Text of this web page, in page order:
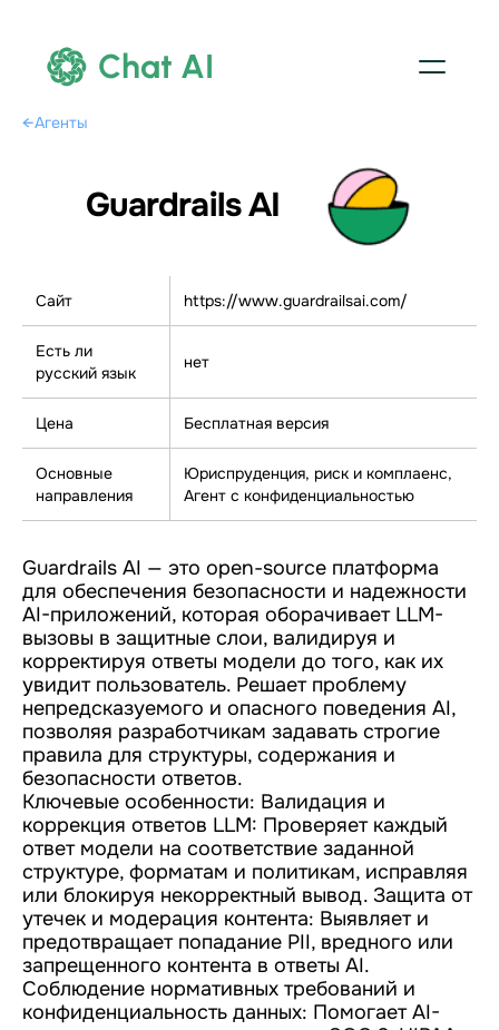
Chat AI
←Агенты
Guardrails AI
Сайт https://www.guardrailsai.com/
Есть ли
русский язык
нет
Цена Бесплатная версия
Основные
направления
Юриспруденция, риск и комплаенс,
Агент с конфиденциальностью
Guardrails AI — это open-source платформа
для обеспечения безопасности и надежности
AI-приложений, которая оборачивает LLM-
вызовы в защитные слои, валидируя и
корректируя ответы модели до того, как их
увидит пользователь. Решает проблему
непредсказуемого и опасного поведения AI,
позволяя разработчикам задавать строгие
правила для структуры, содержания и
безопасности ответов.
Ключевые особенности: Валидация и
коррекция ответов LLM: Проверяет каждый
ответ модели на соответствие заданной
структуре, форматам и политикам, исправляя
или блокируя некорректный вывод. Защита от
утечек и модерация контента: Выявляет и
предотвращает попадание PII, вредного или
запрещенного контента в ответы AI.
Соблюдение нормативных требований и
конфиденциальность данных: Помогает AI-